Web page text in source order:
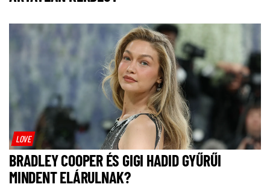
LOVE
BRADLEY COOPER ÉS GIGI HADID GYŰRŰI
MINDENT ELÁRULNAK?